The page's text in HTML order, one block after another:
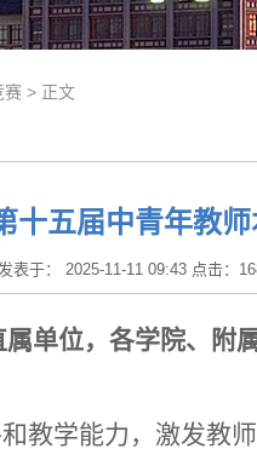
赛 > 正文
十五届中青年教
发表于： 2025-11-11 09:43 点击：
单位，各学院、附
教学能力，激发教